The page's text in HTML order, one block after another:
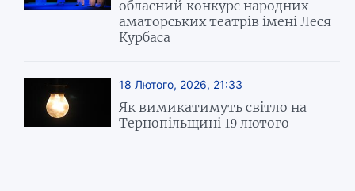
обласний конкурс народних
аматорських театрів імені Леся
Курбаса
18 Лютого, 2026, 21:33
Як вимикатимуть світло на
Тернопільщині 19 лютого